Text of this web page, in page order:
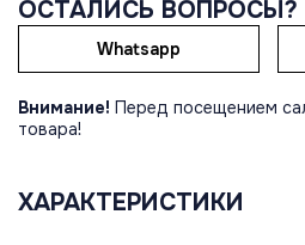
ОСТАЛИСЬ ВОПРОСЫ?
Whatsapp
Внимание! Перед посещением
товара!
ХАРАКТЕРИСТИКИ